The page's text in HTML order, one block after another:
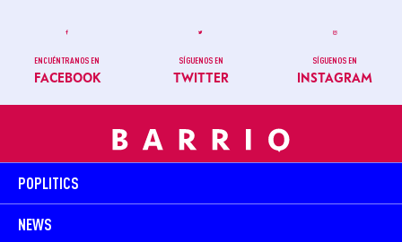
ENCUÉNTRANOS EN
FACEBOOK
SÍGUENOS EN
TWITTER
SÍGUENOS EN
INSTAGRAM
POPLITICS
NEWS